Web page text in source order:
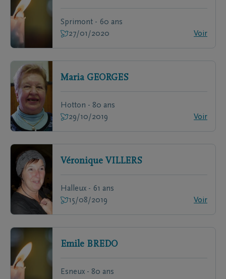
Sprimont - 60 ans
27/01/2020
Voir
Maria GEORGES
Hotton - 80 ans
29/10/2019
Voir
Véronique VILLERS
Halleux - 61 ans
15/08/2019
Voir
Emile BREDO
Esneux - 80 ans